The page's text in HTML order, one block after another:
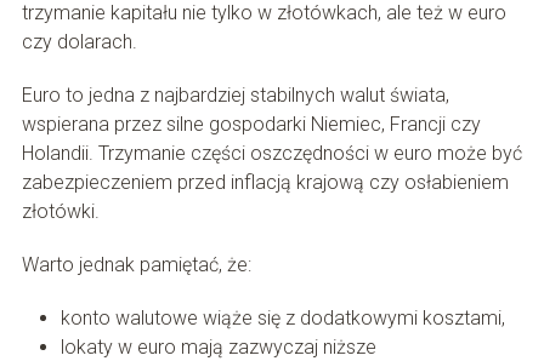
trzymanie kapitału nie tylko w złotówkach, ale też w euro
czy dolarach.
Euro to jedna z najbardziej stabilnych walut świata,
wspierana przez silne gospodarki Niemiec, Francji czy
Holandii. Trzymanie części oszczędności w euro może być
zabezpieczeniem przed inflacją krajową czy osłabieniem
złotówki.
Warto jednak pamiętać, że:
konto walutowe wiąże się z dodatkowymi kosztami,
lokaty w euro mają zazwyczaj niższe